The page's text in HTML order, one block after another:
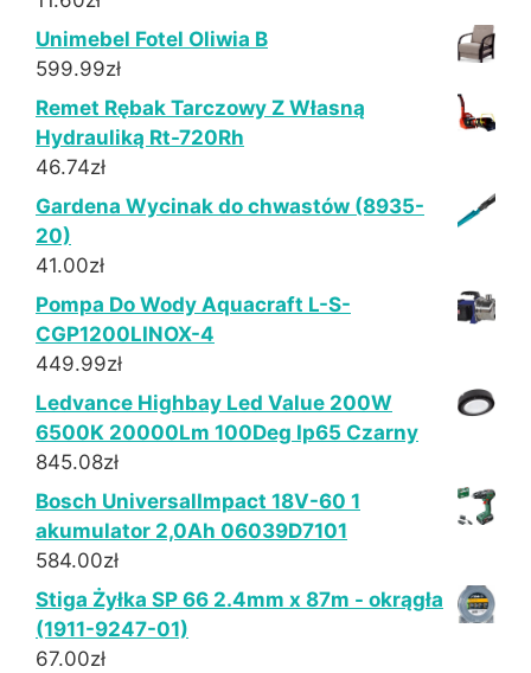
Unimebel Fotel Oliwia B
599.99zł
Remet Rębak Tarczowy Z Własną
Hydrauliką Rt-720Rh
46.74zł
Gardena Wycinak do chwastów (8935-
20)
41.00zł
Pompa Do Wody Aquacraft L-S-
CGP1200LINOX-4
449.99zł
Ledvance Highbay Led Value 200W
6500K 20000Lm 100Deg Ip65 Czarny
845.08zł
Bosch UniversalImpact 18V-60 1
akumulator 2,0Ah 06039D7101
584.00zł
Stiga Żyłka SP 66 2.4mm x 87m - okrągła
(1911-9247-01)
67.00zł